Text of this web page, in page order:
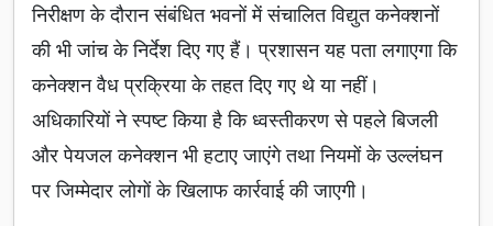
निरीक्षण के दौरान संबंधित भवनों में संचालित विद्युत कनेक्शनों
की भी जांच के निर्देश दिए गए हैं। प्रशासन यह पता लगाएगा कि
कनेक्शन वैध प्रक्रिया के तहत दिए गए थे या नहीं।
अधिकारियों ने स्पष्ट किया है कि ध्वस्तीकरण से पहले बिजली
और पेयजल कनेक्शन भी हटाए जाएंगे तथा नियमों के उल्लंघन
पर जिम्मेदार लोगों के खिलाफ कार्रवाई की जाएगी।